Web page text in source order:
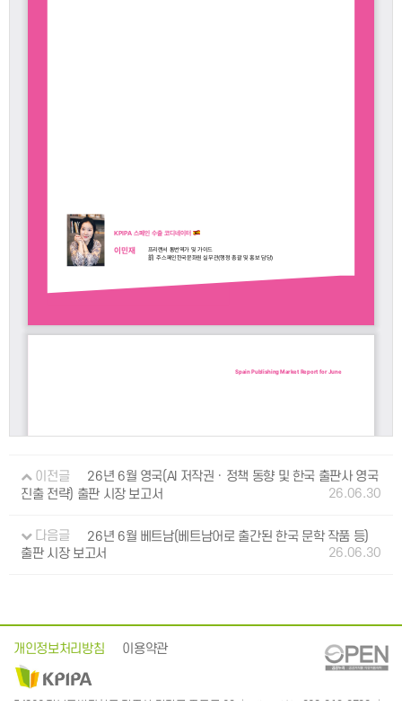
이전글
26년 6월 영국(AI 저작권 · 정책 동향 및 한국 출판사 영국
진출 전략) 출판 시장 보고서
26.06.30
다음글
26년 6월 베트남(베트남어로 출간된 한국 문학 작품 등)
출판 시장 보고서
26.06.30
개인정보처리방침 이용약관